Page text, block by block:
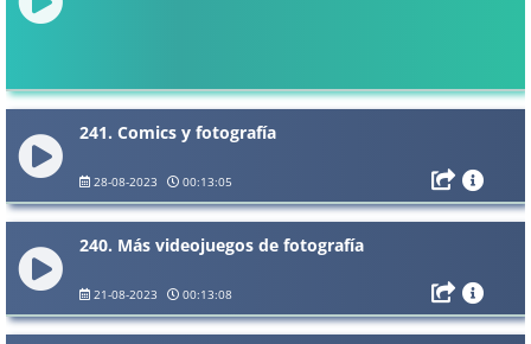
241. Comics y fotografía
28-08-2023 00:13:05
240. Más videojuegos de fotografía
21-08-2023 00:13:08